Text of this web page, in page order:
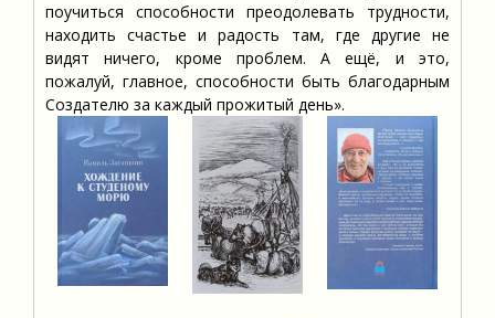
поучиться способности преодолевать трудности,
находить счастье и радость там, где другие не
видят ничего, кроме проблем. А ещё, и это,
пожалуй, главное, способности быть благодарным
Создателю за каждый прожитый день».